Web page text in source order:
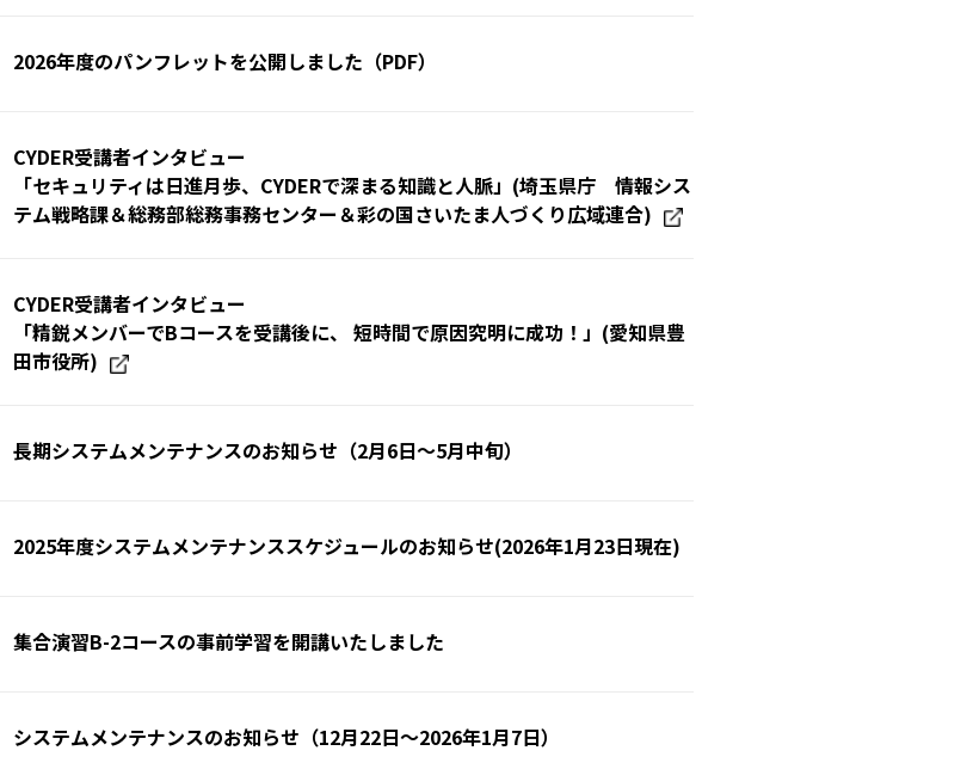
2026年度のパンフレットを公開しました（PDF）
CYDER受講者インタビュー
「セキュリティは日進月歩、CYDERで深まる知識と人脈」(埼玉県庁 情報シス
テム戦略課＆総務部総務事務センター＆彩の国さいたま人づくり広域連合)
CYDER受講者インタビュー
「精鋭メンバーでBコースを受講後に、 短時間で原因究明に成功！」(愛知県豊
田市役所)
長期システムメンテナンスのお知らせ（2月6日～5月中旬）
2025年度システムメンテナンススケジュールのお知らせ(2026年1月23日現在)
集合演習B-2コースの事前学習を開講いたしました
システムメンテナンスのお知らせ（12月22日～2026年1月7日）